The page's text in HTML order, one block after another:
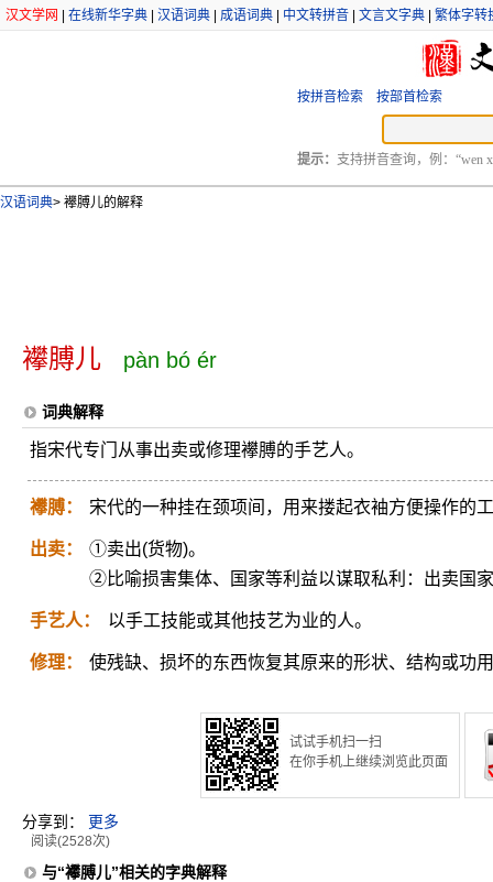
汉文学网 在线新华字典 汉语词典 成语词典 中文转拼音 文言文字典 繁体字转
按拼音检索 按部首检索
提示： 支持拼音查询，例：“wen
汉语词典> 襻膊儿的解释
襻膊儿 pàn bó ér
词典解释
指宋代专门从事出卖或修理襻膊的手艺人。
襻膊： 宋代的一种挂在颈项间，用来搂起衣袖方便操作的
出卖：
①卖出(货物)。
②比喻损害集体、国家等利益以谋取私利：出卖国
手艺人： 以手工技能或其他技艺为业的人。
修理： 使残缺、损坏的东西恢复其原来的形状、结构或功
试试手机扫一扫
在你手机上继续浏览此页面
分享到： 更多
阅读(2528次)
与“襻膊儿”相关的字典解释